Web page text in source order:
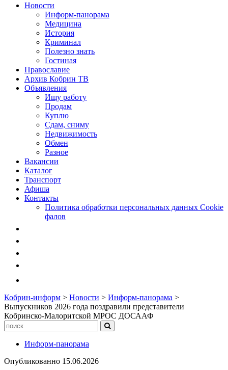
Новости
Информ-панорама
Медицина
История
Криминал
Полезно знать
Гостиная
Православие
Архив Кобрин ТВ
Объявления
Ищу работу
Продам
Куплю
Сдам, сниму
Недвижимость
Обмен
Разное
Вакансии
Каталог
Транспорт
Афиша
Контакты
Политика обработки персональных данных Cookie
фалов
Кобрин-информ > Новости > Информ-панорама >
Выпускников 2026 года поздравили представители
Кобринско-Малоритской МРОС ДОСААФ
Информ-панорама
Опубликованно 15.06.2026